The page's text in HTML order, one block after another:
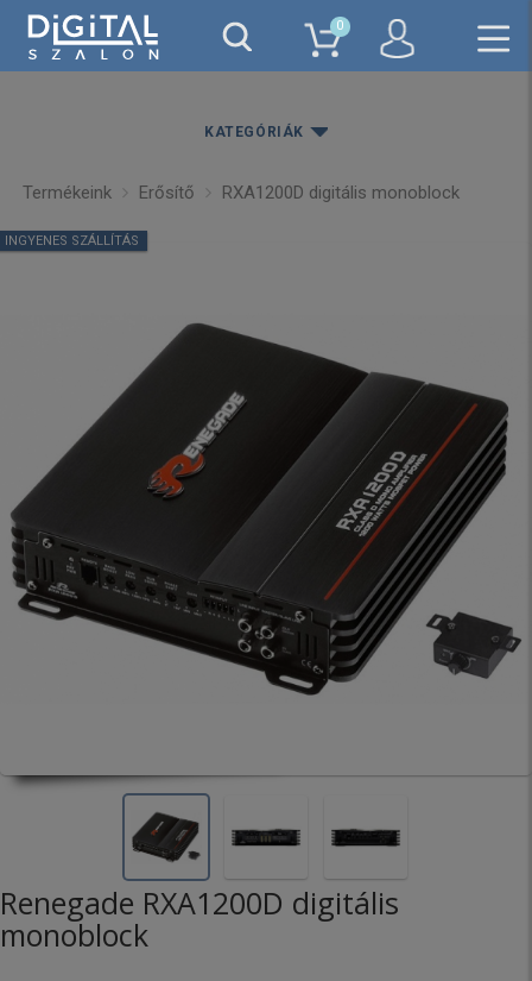
0
KATEGÓRIÁK
Termékeink Erősítő RXA1200D digitális monoblock
INGYENES SZÁLLÍTÁS
Renegade RXA1200D digitális
monoblock